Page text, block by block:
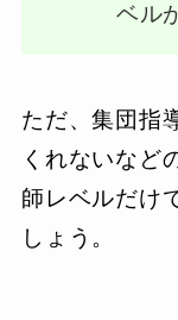
ベル
ただ、集団指
くれないなど
師レベルだけ
しょう。